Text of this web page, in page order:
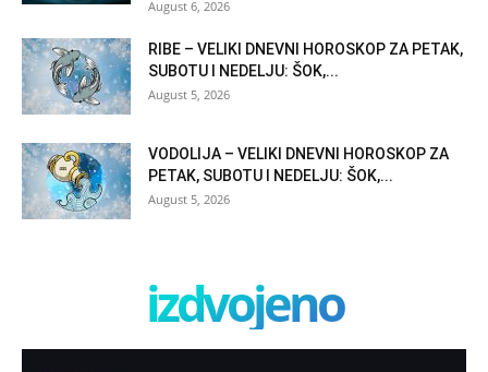
August 6, 2026
RIBE – VELIKI DNEVNI HOROSKOP ZA PETAK,
SUBOTU I NEDELJU: ŠOK,...
August 5, 2026
VODOLIJA – VELIKI DNEVNI HOROSKOP ZA
PETAK, SUBOTU I NEDELJU: ŠOK,...
August 5, 2026
izdvojeno